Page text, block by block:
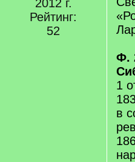
2012 г.
Рейтинг:
52
Ф.
1
в